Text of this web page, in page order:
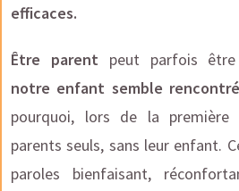
efficaces.
Être parent peut parfois être
notre enfant semble
pourquoi, lors de la première
parents seuls, sans leur enfant.
paroles bienfaisant,